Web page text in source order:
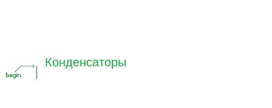
Конденсаторы